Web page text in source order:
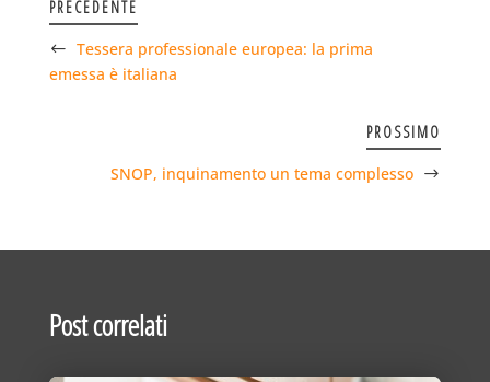
PRECEDENTE
Tessera professionale europea: la prima
emessa è italiana
PROSSIMO
SNOP, inquinamento un tema complesso
Post correlati